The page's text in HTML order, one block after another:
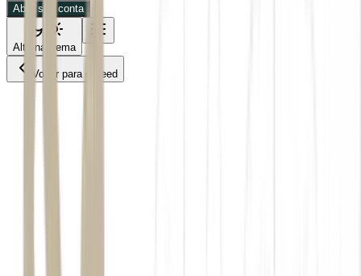
Abra sua conta
Alternar tema
Voltar para o Feed